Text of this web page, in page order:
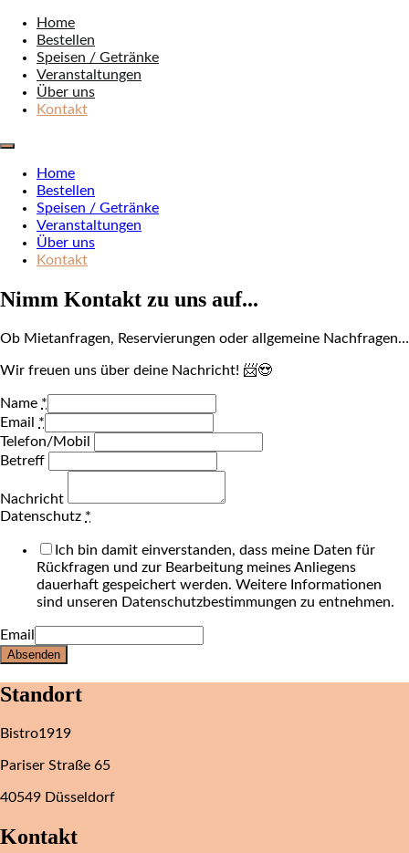
Zum
Inhalt
springen
Bistro1919
Sportbar, Veranstaltungsraum, Biergarten
Home
Bestellen
Speisen / Getränke
Veranstaltungen
Über uns
Kontakt
Home
Bestellen
Speisen / Getränke
Veranstaltungen
Über uns
Kontakt
Nimm Kontakt zu uns auf...
Ob Mietanfragen, Reservierungen oder allgemeine Nachfragen…
Wir freuen uns über deine Nachricht! 📨😍
Name *
Email
*
Telefon/Mobil
Betreff
Nachricht
Datenschutz *
Ich bin damit einverstanden, dass meine Daten für
Rückfragen und zur Bearbeitung meines Anliegens
dauerhaft gespeichert werden. Weitere Informationen
sind unseren Datenschutzbestimmungen zu entnehmen.
Email
Absenden
Standort
Bistro1919
Pariser Straße 65
40549 Düsseldorf
Kontakt